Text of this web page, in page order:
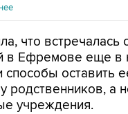
что встречалась
в Ефремове еще в
способы оставить
родственников, а
учреждения.